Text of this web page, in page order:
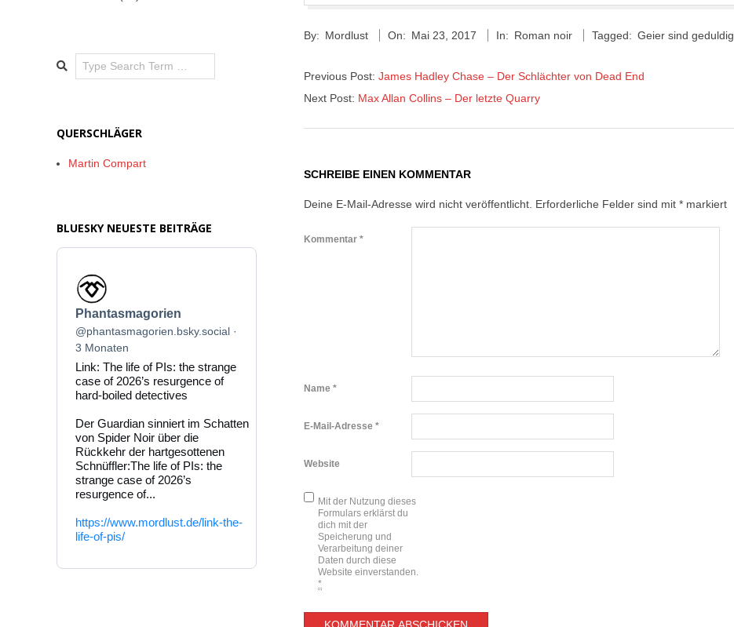
05-
By: Mordlust On: Mai 23, 2017 In: Roman noir Tagged: Geier sind geduldig
Previous Post: James Hadley Chase – Der Schlächter von Dead End
Next Post: Max Allan Collins – Der letzte Quarry
SCHREIBE EINEN KOMMENTAR
Deine E-Mail-Adresse wird nicht veröffentlicht. Erforderliche Felder sind mit * markiert
Kommentar *
Name *
E-Mail-Adresse *
Website
Mit der Nutzung dieses
Formulars erklärst du
dich mit der
Speicherung und
Verarbeitung deiner
Daten durch diese
Website einverstanden.
*
Search
QUERSCHLÄGER
Martin Compart
BLUESKY NEUESTE BEITRÄGE
Beitrag
von
Phantasmagorien
auf
Bluesky
ansehen
Phantasmagorien
@phantasmagorien.bsky.social
3 Monaten
Link: The life of PIs: the strange
case of 2026’s resurgence of
hard-boiled detectives
Der Guardian sinniert im Schatten
von Spider Noir über die
Rückkehr der hartgesottenen
Schnüffler:The life of PIs: the
strange case of 2026’s
resurgence of...
https://www.mordlust.de/link-the-
life-of-pis/